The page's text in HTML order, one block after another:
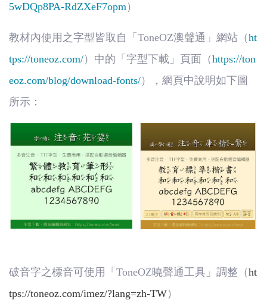
5wDQp8PA-RdZXeF7opm）
教材內使用之字型皆取自「 ToneOZ澳聲通」網站（ht
tps://toneoz.com/）中的「字型下載」頁面（https://ton
eoz.com/blog/download-fonts/），網頁中說明如下圖
所示：
破音字之標音可使用「 ToneOZ曉聲通工具」調整（ht
tps://toneoz.com/imez/?lang=zh-TW）